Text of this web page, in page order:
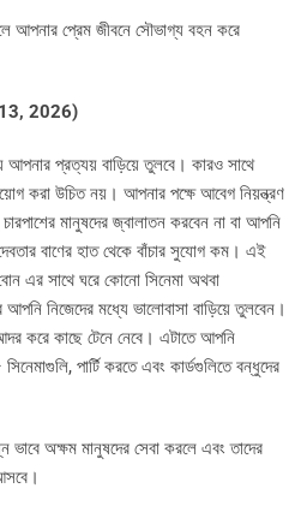
আপনার প্রেম জীবনে সৌভাগ্য বহন করে
13, 2026)
প্রত্যয় বাড়িয়ে তুলবে। কারও সাথে
করা উচিত নয়। আপনার পক্ষে আবেগ নিয়ন্ত্রণ
মানুষদের জ্বালাতন করবেন না বা আপনি
বাণের হাত থেকে বাঁচার সুযোগ কম। এই
এর সাথে ঘরে কোনো সিনেমা অথবা
নিজেদের মধ্যে ভালোবাসা বাড়িয়ে তুলবেন।
করে কাছে টেনে নেবে। এটাতে আপনি
পার্টি করতে এবং কার্ডগুলিতে বন্ধুদের
ভাবে অক্ষম মানুষদের সেবা করলে এবং তাদের